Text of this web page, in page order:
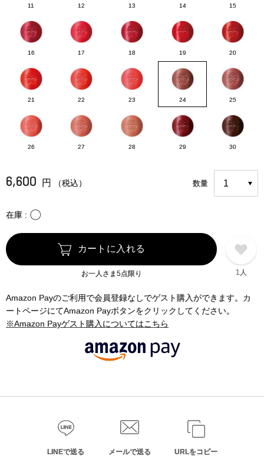
11 12 13 14 15
16 17 18 19 20
21 22 23 24 25
26 27 28 29 30
6,600 円 （税込） 数量
在庫 〇
カートに入れる
お一人さま5点限り 1人
Amazon Payのご利用で会員登録なしでゲスト購入ができます。カ
ートページにてAmazon Payボタンをクリックしてください。
※Amazon Payゲスト購入についてはこちら
LINEで送る メールで送る URLをコピー